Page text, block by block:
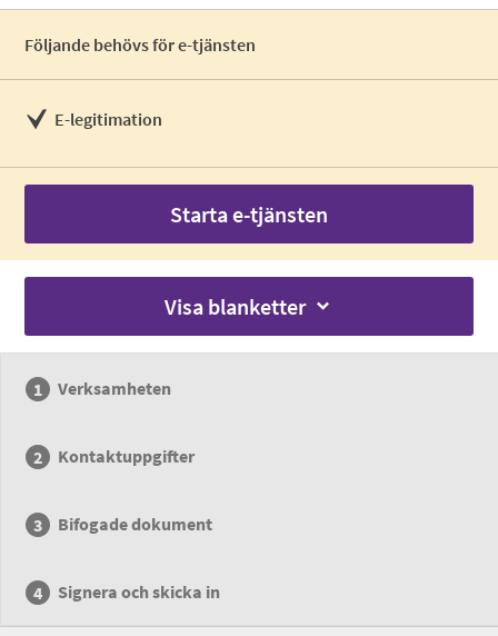
Följande behövs för e-tjänsten
E-legitimation
Starta e-tjänsten
Visa blanketter
Verksamheten
Kontaktuppgifter
Bifogade dokument
Signera och skicka in